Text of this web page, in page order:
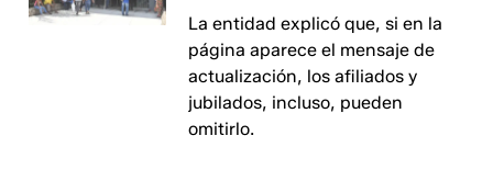
La entidad explicó que, si en la
página aparece el mensaje de
actualización, los afiliados y
jubilados, incluso, pueden
omitirlo.